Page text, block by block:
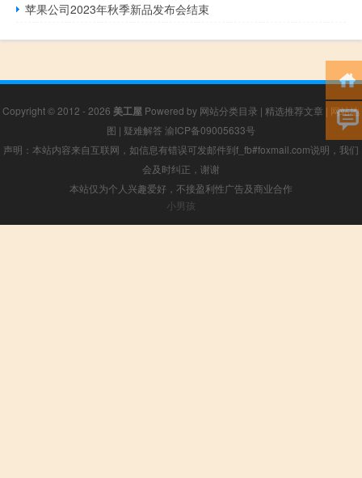
苹果公司2023年秋季新品发布会结束
Copyright © 2012 - 2026 美工屋 Powered by 网站分类目录 | 精选推荐文章 | 网站地
图 | 疑难解答 渝ICP备09005633号
声明：本站内容来自互联网，如信息有错误可发邮件到f_fb#foxmail.com说明，我们
会及时纠正，谢谢
本站仅为个人兴趣爱好，不接盈利性广告及商业合作
小男孩